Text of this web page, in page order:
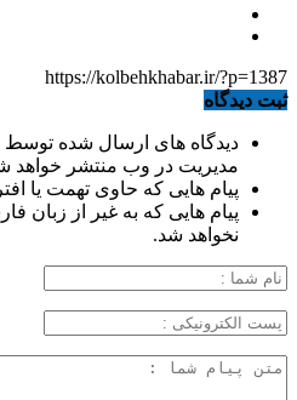
https://kolbehkhabar.ir/?p=1387
ثبت دیدگاه
دیدگاه های ارسال شده توسط
مدیریت در وب منتشر خواهد
پیام هایی که حاوی تهمت یا
پیام هایی که به غیر از زبان
نخواهد شد.